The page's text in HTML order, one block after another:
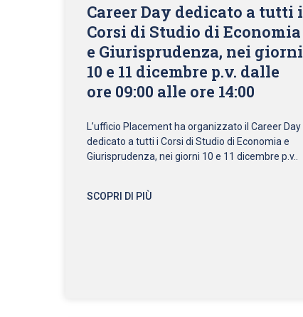
Career Day dedicato a tutti i
Corsi di Studio di Economia
e Giurisprudenza, nei giorni
10 e 11 dicembre p.v. dalle
ore 09:00 alle ore 14:00
L’ufficio Placement ha organizzato il Career Day
dedicato a tutti i Corsi di Studio di Economia e
Giurisprudenza, nei giorni 10 e 11 dicembre p.v..
SCOPRI DI PIÙ